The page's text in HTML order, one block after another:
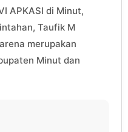
APKASI di Minut,
Taufik M
merupakan
Minut dan